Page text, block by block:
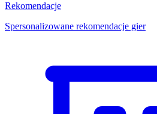
Rekomendacje
Spersonalizowane rekomendacje gier